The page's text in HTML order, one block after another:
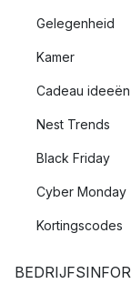
Gelegenheid
Kamer
Cadeau ideeën
Nest Trends
Black Friday
Cyber Monday
Kortingscodes